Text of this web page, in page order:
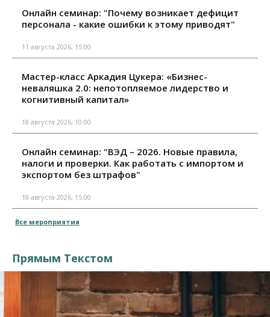
Онлайн семинар: "Почему возникает дефицит
персонала - какие ошибки к этому приводят"
11 августа 2026, 15:00
Мастер-класс Аркадия Цукера: «Бизнес-
неваляшка 2.0: непотопляемое лидерство и
когнитивный капитал»
18 августа 2026, 10:00
Онлайн семинар: "ВЭД – 2026. Новые правила,
налоги и проверки. Как работать с импортом и
экспортом без штрафов"
18 августа 2026, 15:00
Все мероприятия
Прямым Текстом